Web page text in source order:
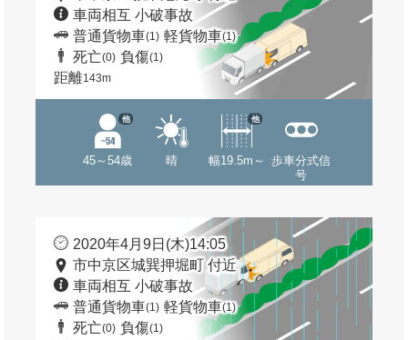
車両相互 小破事故
普通貨物車(1) 軽貨物車(1)
死亡(0) 負傷(1)
距離143m
45～54歳
他
晴 幅19.5m～
他
歩車分式信
号
2020年4月9日(木)14:05
市中京区城巽押堀町 付近
車両相互 小破事故
普通貨物車(1) 軽貨物車(1)
死亡(0) 負傷(1)